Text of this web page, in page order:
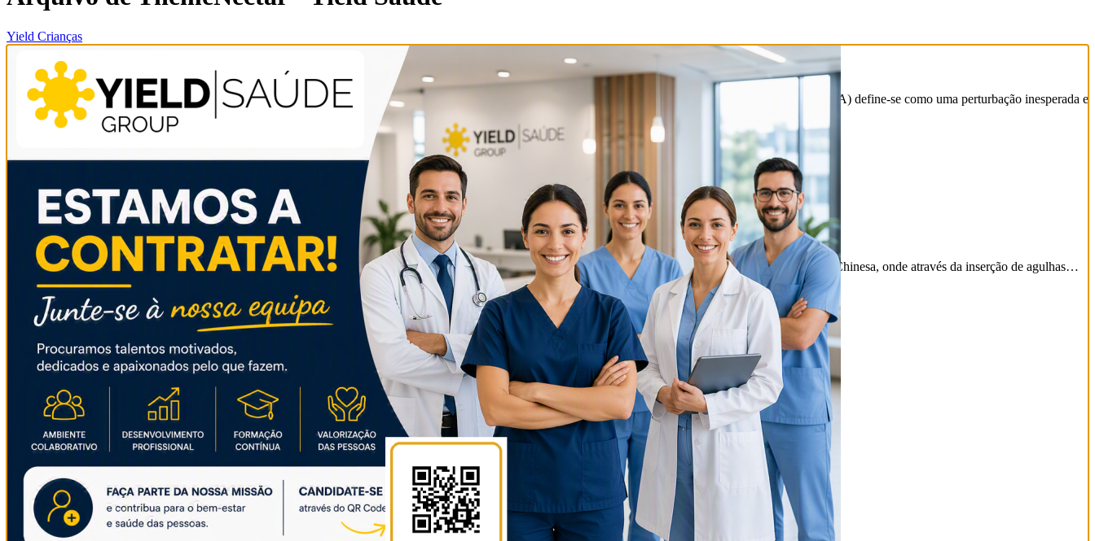
Yield Crianças
Consulta de Dificuldades Específicas de Aprendizagem
A Criança e a Aprendizagem Consulta de Dificuldades Específicas de Aprendizagem _Despiste e Diagnóstico Uma Dificuldade Específica de Aprendizagem (DEA) define-se como uma perturbação inesperada e
inexplicada que ocorre numa…
webdesign 23/11/2019
Categoria
Acupuntura em Fafe
Uma arte medicinal em constante desenvolvimento e aperfeiçoamento à mais de 5 mil anos. Uma das principais disciplinas que compõem a Medicina Tradicional Chinesa, onde através da inserção de agulhas…
webdesign
Pesquisar
Artigos mais visualizados
Dia Nacional da Língua Gestual Portuguesa 15/11/2020
No confinamento, não desespere! Algumas ideias para fazer em casa sozinho ou em família.
12/11/2020
COVID-19 Nas Crianças – Prof Caldas Afonso
16/12/2020
RGPD